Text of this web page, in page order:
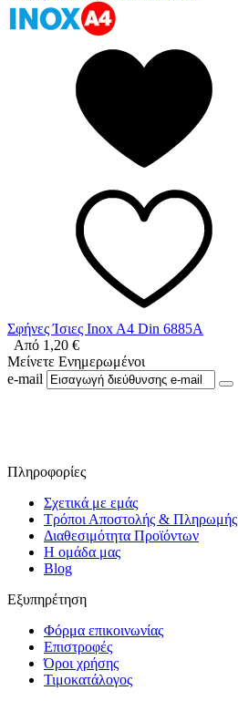
Σφήνες Ίσιες Inox A4 Din 6885A
Από 1,20 €
Μείνετε Ενημερωμένοι
e-mail
Πληροφορίες
Σχετικά με εμάς
Τρόποι Αποστολής & Πληρωμής
Διαθεσιμότητα Προϊόντων
Η ομάδα μας
Blog
Εξυπηρέτηση
Φόρμα επικοινωνίας
Επιστροφές
Όροι χρήσης
Τιμοκατάλογος